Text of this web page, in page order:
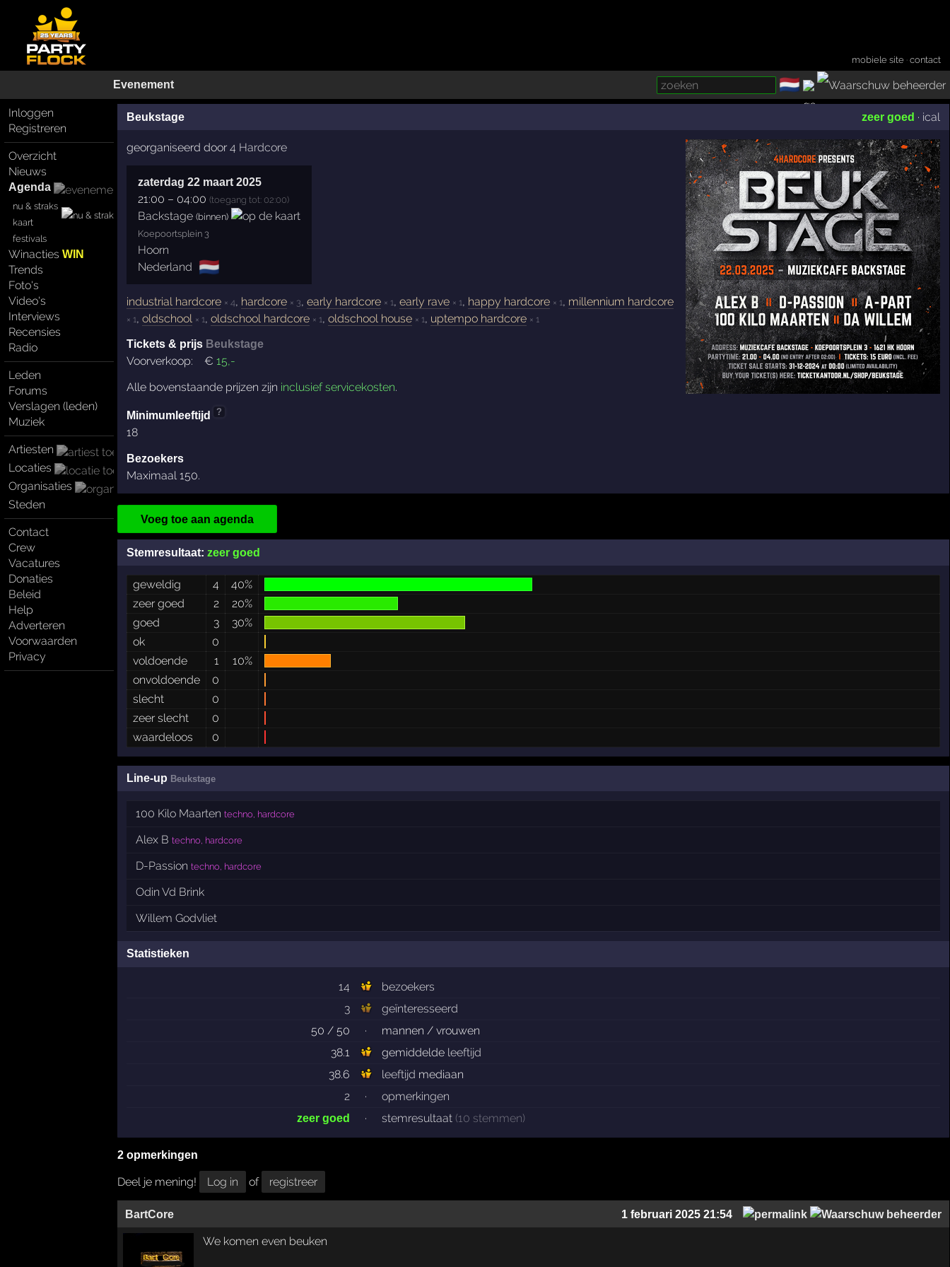
mobiele site ·contact
Evenement 🇳🇱
Inloggen
Registreren
Overzicht
Nieuws
Agenda
nu & straks
kaart
festivals
WinactiesWIN
Trends
Foto's
Video's
Interviews
Recensies
Radio
Leden
Forums
Verslagen (leden)
Muziek
Artiesten
Locaties
Organisaties
Steden
Contact
Crew
Vacatures
Donaties
Beleid
Help
Adverteren
Voorwaarden
Privacy
Beukstage zeer goed · ical
georganiseerd door 4 Hardcore
zaterdag 22 maart 2025
21:00 – 04:00 (toegang tot: 02:00)
Backstage (binnen)
Koepoortsplein 3
Hoorn
Nederland 🇳🇱
industrial hardcore × 4, hardcore × 3, early hardcore × 1, early rave × 1, happy hardcore × 1, millennium hardcore
× 1, oldschool × 1, oldschool hardcore × 1, oldschool house × 1, uptempo hardcore × 1
Tickets & prijs Beukstage
Voorverkoop: € 15,-
Alle bovenstaande prijzen zijn inclusief servicekosten.
Minimumleeftijd ?
18
Bezoekers
Maximaal 150.
Voeg toe aan agenda
Stemresultaat: zeer goed
geweldig 4
40%
zeer goed
2
20%
goed
3
30%
ok
0
voldoende
1
10%
onvoldoende
0
slecht
0
zeer slecht
0
waardeloos
0
Line-up Beukstage
100 Kilo Maarten techno, hardcore
Alex B techno, hardcore
D-Passion techno, hardcore
Odin Vd Brink
Willem Godvliet
Statistieken
14
bezoekers
3
geïnteresseerd
50 / 50
·
mannen / vrouwen
38.1
gemiddelde leeftijd
38.6
leeftijd mediaan
2
· opmerkingen
zeer goed · stemresultaat (10 stemmen)
2 opmerkingen
Deel je mening! Log in of registreer
BartCore 1 februari 2025 21:54
We komen even beuken